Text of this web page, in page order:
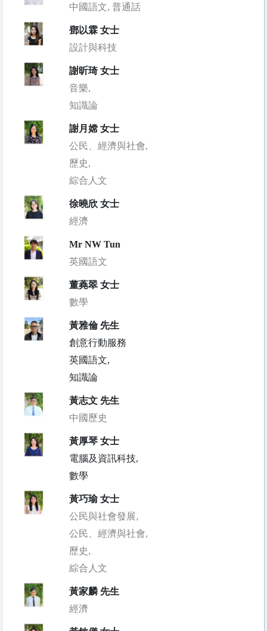
中國語文, 普通話
鄧以霖 女士
設計與科技
謝昕琦 女士
音樂,
知識論
謝月嫦 女士
公民、經濟與社會,
歷史,
綜合人文
徐曉欣 女士
經濟
Mr NW Tun
英國語文
董蕘翠 女士
數學
黃雅倫 先生
創意行動服務
英國語文,
知識論
黃志文 先生
中國歷史
黃厚琴 女士
電腦及資訊科技,
數學
黃巧瑜 女士
公民與社會發展,
公民、經濟與社會,
歷史,
綜合人文
黃家麟 先生
經濟